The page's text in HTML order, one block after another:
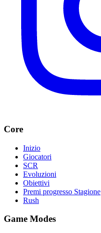
Core
Inizio
Giocatori
SCR
Evoluzioni
Obiettivi
Premi progresso Stagione
Rush
Game Modes